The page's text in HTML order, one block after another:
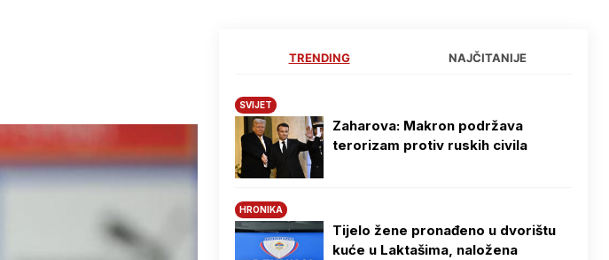
TRENDING NAJČITANIJE
SVIJET
Zaharova: Makron podržava
terorizam protiv ruskih civila
HRONIKA
Tijelo žene pronađeno u dvorištu
kuće u Laktašima, naložena